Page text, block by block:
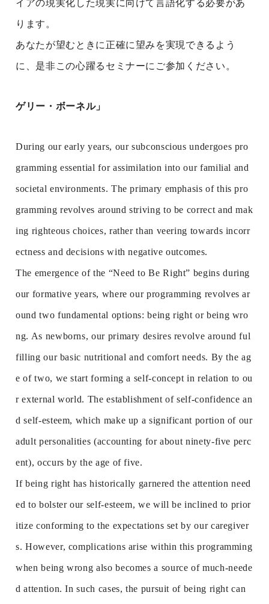
イアの現実化した現実に向けて言語化する必要があ
ります。
あなたが望むときに正確に望みを実現できるよう
に、是非この心躍るセミナーにご参加ください。
ゲリー・ボーネル」
During our early years, our subconscious undergoes pro
gramming essential for assimilation into our familial and
societal environments. The primary emphasis of this pro
gramming revolves around striving to be correct and mak
ing righteous choices, rather than veering towards incorr
ectness and decisions with negative outcomes.
The emergence of the “Need to Be Right” begins during
our formative years, where our programming revolves ar
ound two fundamental options: being right or being wro
ng. As newborns, our primary desires revolve around ful
filling our basic nutritional and comfort needs. By the ag
e of two, we start forming a self-concept in relation to ou
r external world. The establishment of self-confidence an
d self-esteem, which make up a significant portion of our
adult personalities (accounting for about ninety-five perc
ent), occurs by the age of five.
If being right has historically garnered the attention need
ed to bolster our self-esteem, we will be inclined to prior
itize conforming to the expectations set by our caregiver
s. However, complications arise within this programming
when being wrong also becomes a source of much-neede
d attention. In such cases, the pursuit of being right can